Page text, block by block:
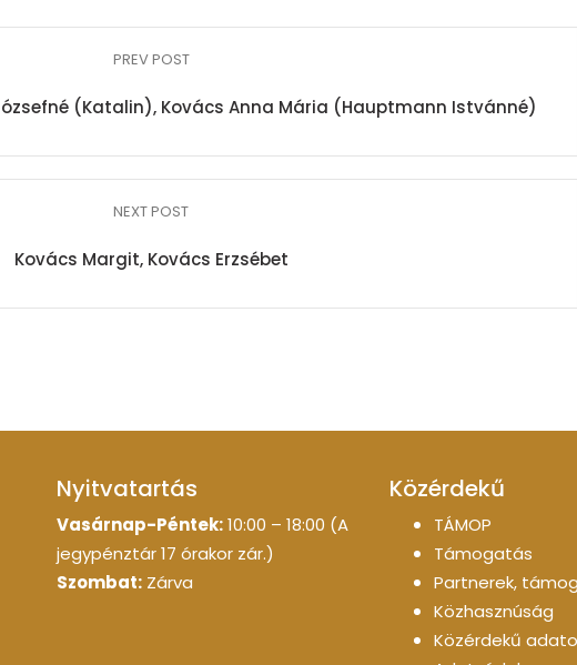
PREV POST
(Katalin), Kovács Anna Mária (Hauptmann Istvánné)
NEXT POST
Kovács Margit, Kovács Erzsébet
Nyitvatartás
Vasárnap-Péntek:10:00 – 18:00 (A
jegypénztár 17 órakor zár.)
Szombat: Zárva
Közérdekű
TÁMOP
Támogatás
Partnerek,
Közhasznúság
Közérdekű